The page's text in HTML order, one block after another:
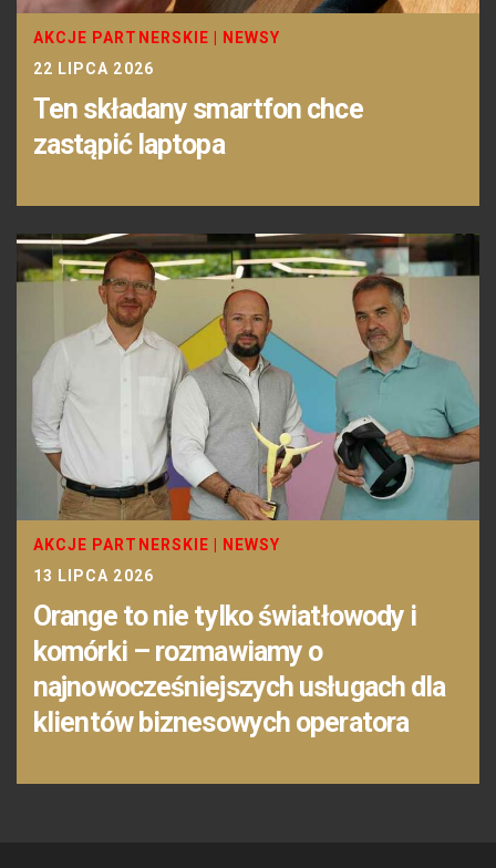
AKCJE PARTNERSKIE
NEWSY
22 LIPCA 2026
Ten składany smartfon chce
zastąpić laptopa
AKCJE PARTNERSKIE
NEWSY
13 LIPCA 2026
Orange to nie tylko światłowody i
komórki – rozmawiamy o
najnowocześniejszych usługach dla
klientów biznesowych operatora